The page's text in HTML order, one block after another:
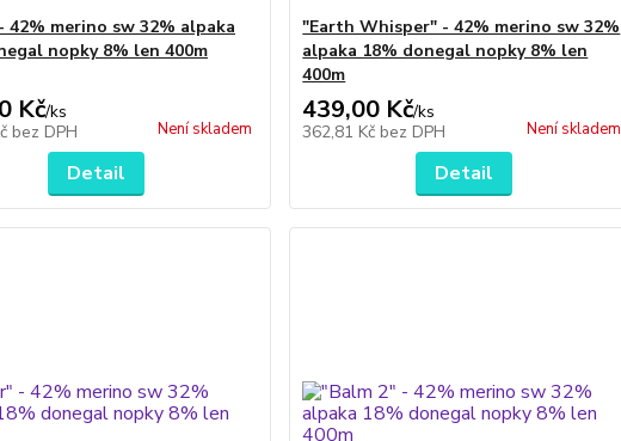
merino sw 32% alpaka
nopky 8% len 400m
Kč/ks
bez DPH Není skladem
Detail
"Earth Whisper" - 42% merino sw 32%
alpaka 18% donegal nopky 8% len
400m
439,00 Kč/ks
362,81 Kč bez DPH Není skladem
Detail